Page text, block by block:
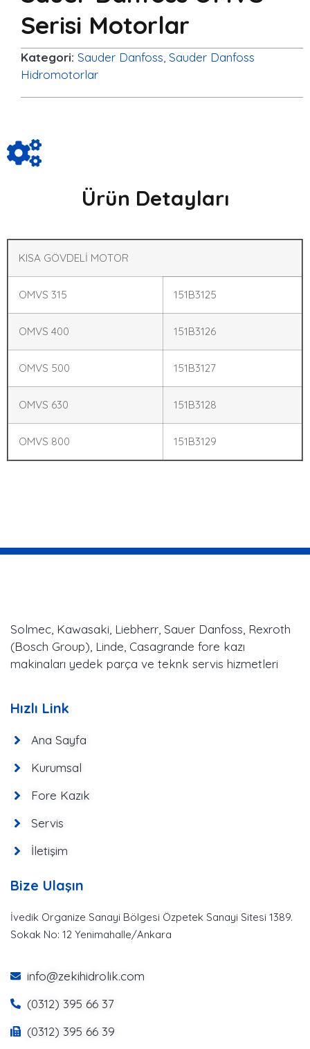
Serisi Motorlar
Kategori: Sauder Danfoss Sauder Danfoss
Hidromotorlar
Ürün Detayları
KISA GÖVDELİ MOTOR
OMVS 315 151B3125
OMVS 400 151B3126
OMVS 500 151B3127
OMVS 630 151B3128
OMVS 800 151B3129
Solmec, Kawasaki, Liebherr, Sauer Danfoss, Rexroth
(Bosch Group), Linde, Casagrande fore kazı
makinaları yedek parça ve teknk servis hizmetleri
Hızlı Link
Ana Sayfa
Kurumsal
Fore Kazık
Servis
İletişim
Bize Ulaşın
İvedik Organize Sanayi Bölgesi Özpetek Sanayi Sitesi 1389.
Sokak No: 12 Yenimahalle/Ankara
info@zekihidrolik.com
(0312) 395 66 37
(0312) 395 66 39